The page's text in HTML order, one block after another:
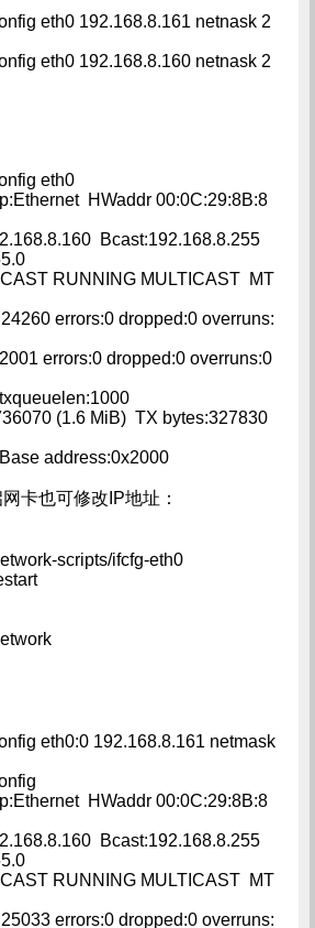
eth0 192.168.8.161 netnask 2
eth0 192.168.8.160 netnask 2
eth0
HWaddr 00:0C:29:8B:8
Bcast:192.168.8.255
RUNNING MULTICAST MT
errors:0 dropped:0 overruns:
errors:0 dropped:0 overruns:0
(1.6 MiB) TX bytes:327830
address:0x2000
卡也可修改IP地址：
scripts/ifcfg-eth0
eth0:0 192.168.8.161 netmask
HWaddr 00:0C:29:8B:8
Bcast:192.168.8.255
RUNNING MULTICAST MT
errors:0 dropped:0 overruns: